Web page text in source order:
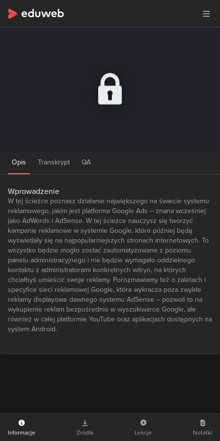
Opis Transkrypt QA
Wprowadzenie
W tej ścieżce poznasz działanie największego na świecie systemu
reklamowego, jakim jest platforma Google Ads – znana wcześniej
jako AdWords i AdSense. W tej ścieżce nauczysz się tworzyć
kampanie reklamowe w systemie Google, które później będą
wyświetlały się na najpopularniejszych stronach internetowych. To
wszystko będzie mogło zostać zautomatyzowane z poziomu
panelu administracyjnego i nie będzie wymagało oddzielnego
kontaktu z administratorami konkretnych witryn, na których
chciałbyś umieścić swoje reklamy. Porozmawiamy też o zaletach i
specyfice sieci reklamowej Google, która wykracza poza zwykłe
reklamy displayowe dawnego systemu AdSense – pozwoli to na
wykupienie reklam bezpośrednio w wyszukiwarce Google, ale
również w całej platformie YouTube oraz aplikacjach dostępnych na
system Android.
Informacje Źródła Lekcje Notatki